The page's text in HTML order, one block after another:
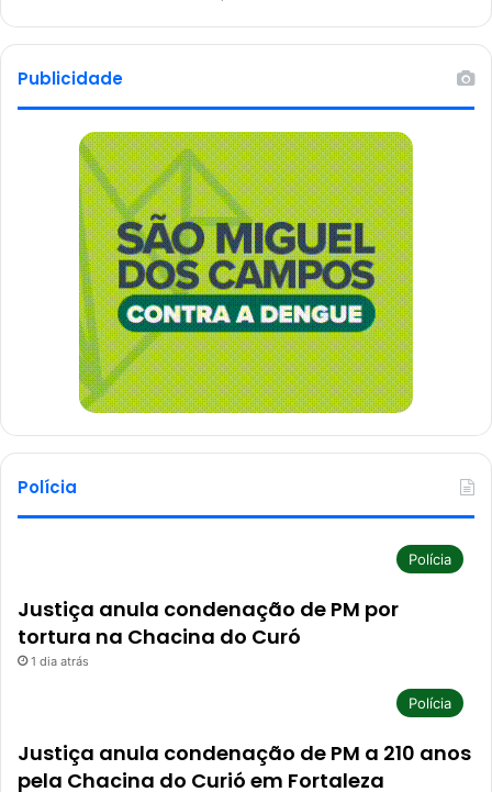
Publicidade
Polícia
Polícia
Justiça anula condenação de PM por
tortura na Chacina do Curó
1 dia atrás
Polícia
Justiça anula condenação de PM a 210 anos
pela Chacina do Curió em Fortaleza